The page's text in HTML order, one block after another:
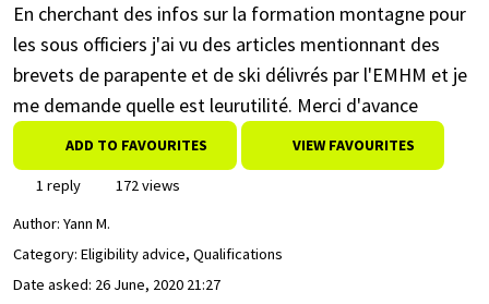
En cherchant des infos sur la formation montagne pour
les sous officiers j'ai vu des articles mentionnant des
brevets de parapente et de ski délivrés par l'EMHM et je
me demande quelle est leurutilité. Merci d'avance
ADD TO FAVOURITES VIEW FAVOURITES
1 reply
172 views
Author: Yann M.
Category: Eligibility advice, Qualifications
Date asked: 26 June, 2020 21:27